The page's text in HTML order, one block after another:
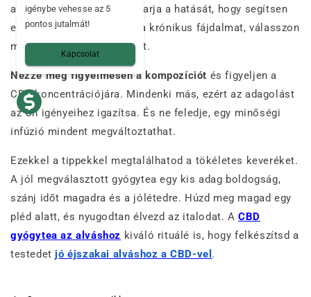
azonban valóban érezni akarja a hatását, hogy segítsen
elaludni vagy csökkentse a krónikus fájdalmat, válasszon
magasabb szintű gyógyteát.
Nézze meg figyelmesen a kompozíciót és figyeljen a
CBD koncentrációjára. Mindenki más, ezért az adagolást
az Ön igényeihez igazítsa. És ne feledje, egy minőségi
infúzió mindent megváltoztathat.
Ezekkel a tippekkel megtalálhatod a tökéletes keveréket.
A jól megválasztott gyógytea egy kis adag boldogság,
szánj időt magadra és a jólétedre. Húzd meg magad egy
pléd alatt, és nyugodtan élvezd az italodat. ACBD
gyógytea az alváshoz kiváló rituálé is, hogy felkészítsd a
testedetjó éjszakai alváshoz a CBD-vel .
igénybe vehesse az 5
pontos jutalmát!
Kapcsolat